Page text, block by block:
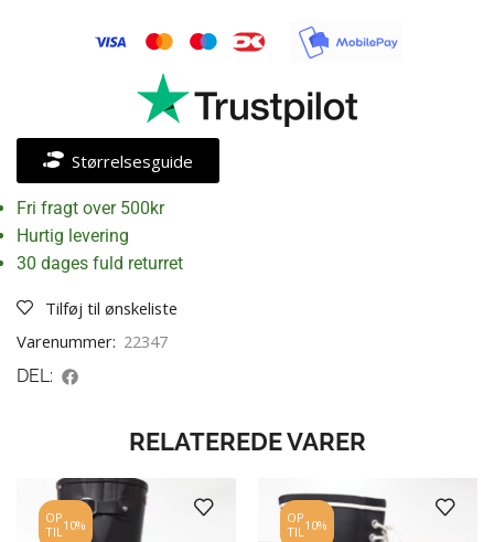
Størrelsesguide
Fri fragt over 500kr
Hurtig levering
30 dages fuld returret
Tilføj til ønskeliste
Varenummer: 22347
DEL:
RELATEREDE VARER
OP
TIL10%
OP
TIL10%